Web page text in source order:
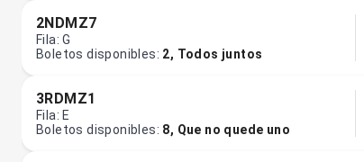
2NDMZ7
Fila:G
Boletos disponibles: 2, Todos juntos
3RDMZ1
Fila: E
Boletos disponibles: 8, Que no quede uno